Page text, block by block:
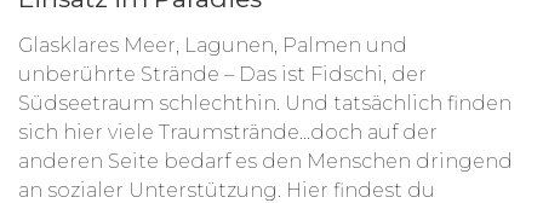
Glasklares Meer, Lagunen, Palmen und
unberührte Strände – Das ist Fidschi, der
Südseetraum schlechthin. Und tatsächlich finden
sich hier viele Traumstrände...doch auf der
anderen Seite bedarf es den Menschen dringend
an sozialer Unterstützung. Hier findest du